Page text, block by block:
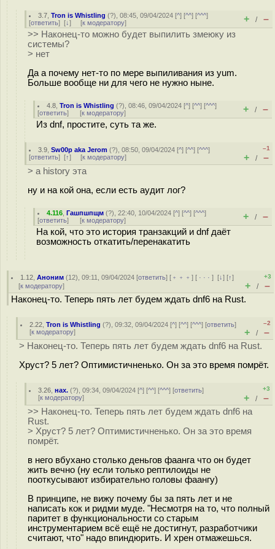
3.7 ,Tron is Whistling (?), 08:45, 09/04/2024 [^] [^^] [^^^]
[ответить] [↓] [к модератору] + / –
>> Наконец-то можно будет выпилить змеюку из
системы?
> нет
Да а почему нет-то по мере выпиливания из yum.
Больше вообще ни для чего не нужно ныне.
4.8 ,Tron is Whistling (?), 08:46, 09/04/2024 [^] [^^] [^^^]
[ответить] [к модератору] + / –
Из dnf, простите, суть та же.
3.9 ,Sw00p aka Jerom (?), 08:50, 09/04/2024 [^] [^^] [^^^]
[ответить] [↑] [к модератору]
–1
+ / –
> а history эта
ну и на кой она, если есть аудит лог?
4.116 ,Гашпшпщм (?), 22:40, 10/04/2024 [^] [^^] [^^^]
[ответить] [к модератору] + / –
На кой, что это история транзакций и dnf даёт
возможность откатить/перенакатить
1.12 ,Аноним (12), 09:11, 09/04/2024 [ответить] [ ﹢﹢﹢] [ · · ·][↓] [↑]
[к модератору]
+3
+ / –
Наконец-то. Теперь пять лет будем ждать dnf6 на Rust.
2.22 ,Tron is Whistling (?), 09:32, 09/04/2024 [^] [^^] [^^^] [ответить]
[к модератору]
–2
+ / –
> Наконец-то. Теперь пять лет будем ждать dnf6 на Rust.
Хруст? 5 лет? Оптимистичненько. Он за это время помрёт.
3.26 ,нах. (?), 09:34, 09/04/2024 [^] [^^] [^^^] [ответить]
[к модератору]
+3
+ / –
>> Наконец-то. Теперь пять лет будем ждать dnf6 на
Rust.
> Хруст? 5 лет? Оптимистичненько. Он за это время
помрёт.
в него вбухано столько деньгов фаанга что он будет
жить вечно (ну если только рептилоиды не
пооткусывают избирательно головы фаангу)
В принципе, не вижу почему бы за пять лет и не
написать кок и ридми муде. "Несмотря на то, что полный
паритет в функциональности со старым
инструментарием всё ещё не достигнут, разработчики
считают, что" надо впиндюрить. И хрен отмажешься.